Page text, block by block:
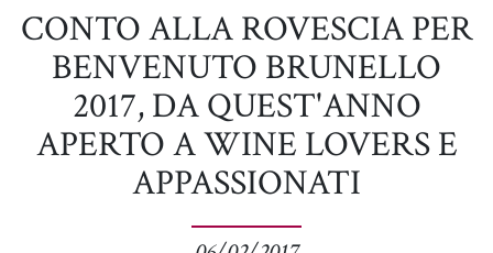
CONTO ALLA ROVESCIA PER
BENVENUTO BRUNELLO
2017, DA QUEST'ANNO
APERTO A WINE LOVERS E
APPASSIONATI